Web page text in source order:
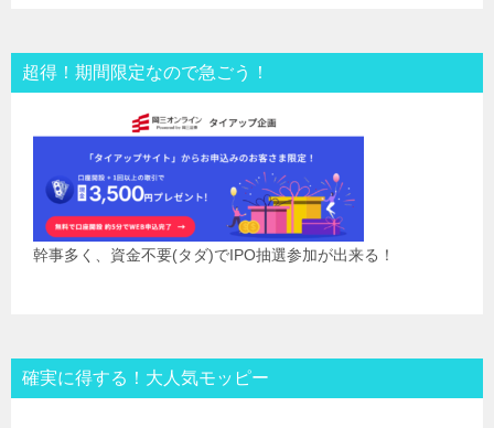
超得！期間限定なので急ごう！
幹事多く、資金不要(タダ)でIPO抽選参加が出来る！
確実に得する！大人気モッピー